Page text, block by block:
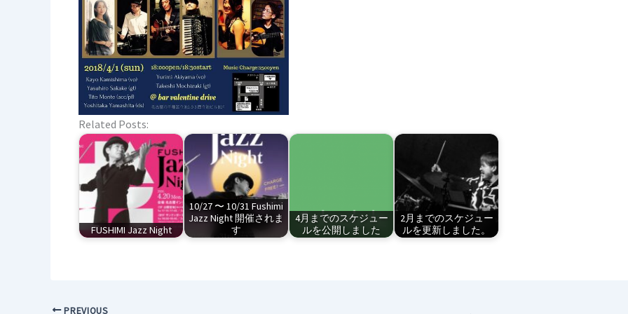
Related Posts:
FUSHIMI Jazz Night
10/27 〜 10/31 Fushimi
Jazz Night 開催されま
す
4月までのスケジュー
ルを公開しました
2月までのスケジュー
ルを更新しました。
PREVIOUS